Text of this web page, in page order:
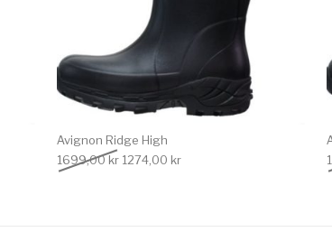
1699,00 kr.
är: 1274,00 kr.
Avignon Ridge High
1699,00kr Det ursprungliga priset var: 1699,00
1274,00 krDet nuvarande priset är: